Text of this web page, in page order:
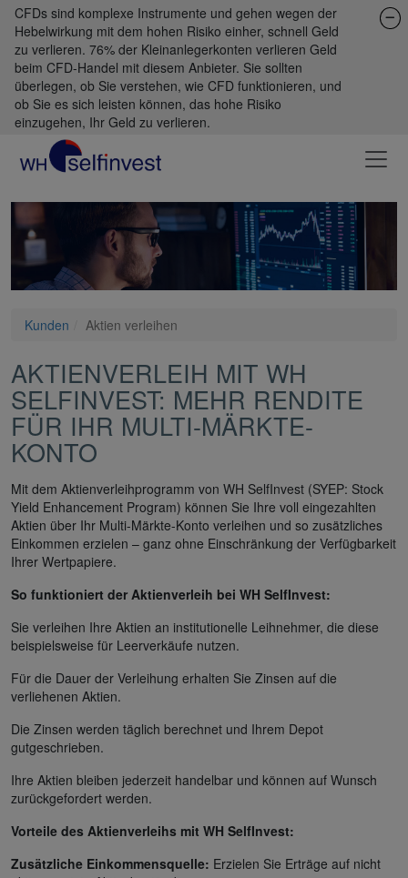
CFDs sind komplexe Instrumente und gehen wegen der
Hebelwirkung mit dem hohen Risiko einher, schnell Geld
zu verlieren. 76% der Kleinanlegerkonten verlieren Geld
beim CFD-Handel mit diesem Anbieter. Sie sollten
überlegen, ob Sie verstehen, wie CFD funktionieren, und
ob Sie es sich leisten können, das hohe Risiko
einzugehen, Ihr Geld zu verlieren.
Kunden Aktien verleihen
AKTIENVERLEIH MIT WH
SELFINVEST: MEHR RENDITE
FÜR IHR MULTI-MÄRKTE-
KONTO
Mit dem Aktienverleihprogramm von WH SelfInvest (SYEP: Stock
Yield Enhancement Program) können Sie Ihre voll eingezahlten
Aktien über Ihr Multi-Märkte-Konto verleihen und so zusätzliches
Einkommen erzielen – ganz ohne Einschränkung der Verfügbarkeit
Ihrer Wertpapiere.
So funktioniert der Aktienverleih bei WH SelfInvest:
Sie verleihen Ihre Aktien an institutionelle Leihnehmer, die diese
beispielsweise für Leerverkäufe nutzen.
Für die Dauer der Verleihung erhalten Sie Zinsen auf die
verliehenen Aktien.
Die Zinsen werden täglich berechnet und Ihrem Depot
gutgeschrieben.
Ihre Aktien bleiben jederzeit handelbar und können auf Wunsch
zurückgefordert werden.
Vorteile des Aktienverleihs mit WH SelfInvest:
Zusätzliche Einkommensquelle: Erzielen Sie Erträge auf nicht